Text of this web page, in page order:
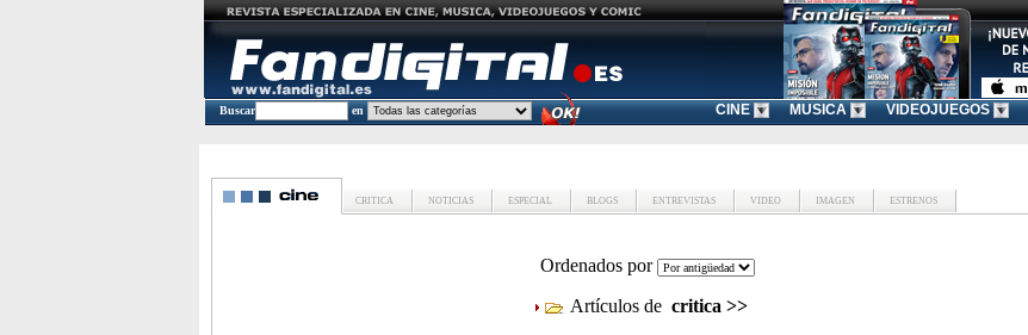
Buscar en CINE MUSICA VIDEOJUEGOS
CRITICA NOTICIAS ESPECIAL BLOGS ENTREVISTAS VIDEO IMAGEN ESTRENOS
Ordenados por
Artículos de critica >>